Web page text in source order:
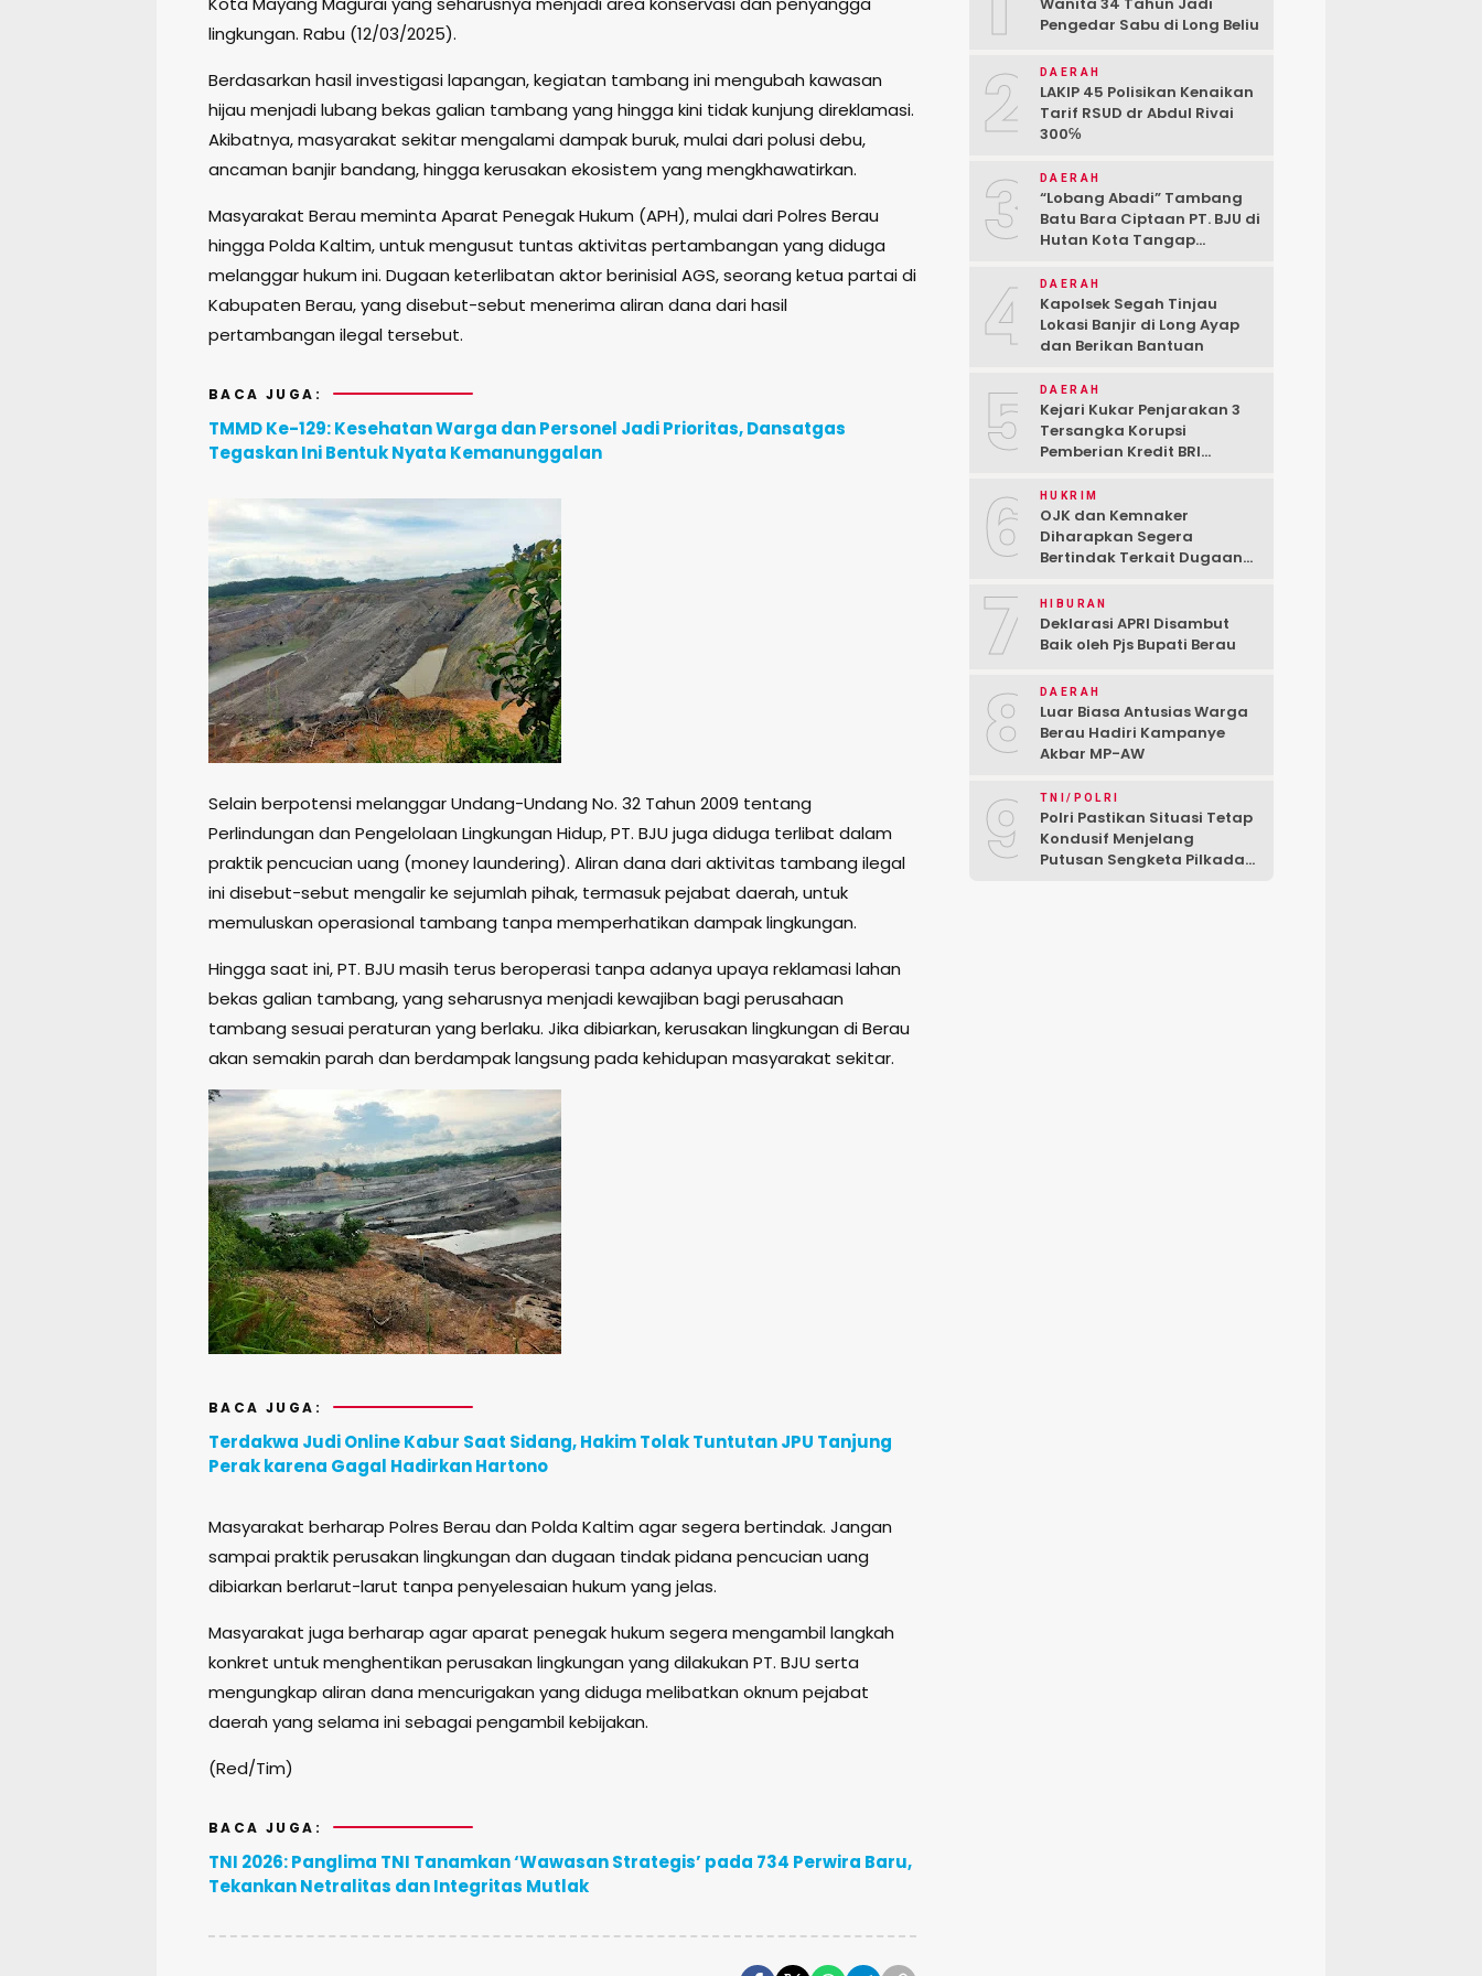
lingkungan. Rabu (12/03/2025).
Berdasarkan hasil investigasi lapangan, kegiatan tambang ini mengubah kawasan
hijau menjadi lubang bekas galian tambang yang hingga kini tidak kunjung direklamasi.
Akibatnya, masyarakat sekitar mengalami dampak buruk, mulai dari polusi debu,
ancaman banjir bandang, hingga kerusakan ekosistem yang mengkhawatirkan.
Masyarakat Berau meminta Aparat Penegak Hukum (APH), mulai dari Polres Berau
hingga Polda Kaltim, untuk mengusut tuntas aktivitas pertambangan yang diduga
melanggar hukum ini. Dugaan keterlibatan aktor berinisial AGS, seorang ketua partai di
Kabupaten Berau, yang disebut-sebut menerima aliran dana dari hasil
pertambangan ilegal tersebut.
BACA JUGA:
TMMD Ke-129: Kesehatan Warga dan Personel Jadi Prioritas, Dansatgas
Tegaskan Ini Bentuk Nyata Kemanunggalan
Selain berpotensi melanggar Undang-Undang No. 32 Tahun 2009 tentang
Perlindungan dan Pengelolaan Lingkungan Hidup, PT. BJU juga diduga terlibat dalam
praktik pencucian uang (money laundering). Aliran dana dari aktivitas tambang ilegal
ini disebut-sebut mengalir ke sejumlah pihak, termasuk pejabat daerah, untuk
memuluskan operasional tambang tanpa memperhatikan dampak lingkungan.
Hingga saat ini, PT. BJU masih terus beroperasi tanpa adanya upaya reklamasi lahan
bekas galian tambang, yang seharusnya menjadi kewajiban bagi perusahaan
tambang sesuai peraturan yang berlaku. Jika dibiarkan, kerusakan lingkungan di Berau
akan semakin parah dan berdampak langsung pada kehidupan masyarakat sekitar.
BACA JUGA:
Terdakwa Judi Online Kabur Saat Sidang, Hakim Tolak Tuntutan JPU Tanjung
Perak karena Gagal Hadirkan Hartono
Masyarakat berharap Polres Berau dan Polda Kaltim agar segera bertindak. Jangan
sampai praktik perusakan lingkungan dan dugaan tindak pidana pencucian uang
dibiarkan berlarut-larut tanpa penyelesaian hukum yang jelas.
Masyarakat juga berharap agar aparat penegak hukum segera mengambil langkah
konkret untuk menghentikan perusakan lingkungan yang dilakukan PT. BJU serta
mengungkap aliran dana mencurigakan yang diduga melibatkan oknum pejabat
daerah yang selama ini sebagai pengambil kebijakan.
(Red/Tim)
BACA JUGA:
TNI 2026: Panglima TNI Tanamkan ‘Wawasan Strategis’ pada 734 Perwira Baru,
Tekankan Netralitas dan Integritas Mutlak
Pengedar Sabu di Long Beliu
2 DAERAH
LAKIP 45 Polisikan Kenaikan
Tarif RSUD dr Abdul Rivai
300℅
3 DAERAH
“Lobang Abadi” Tambang
Batu Bara Ciptaan PT. BJU di
Hutan Kota Tangap
4 DAERAH
Kapolsek Segah Tinjau
Lokasi Banjir di Long Ayap
dan Berikan Bantuan
5 DAERAH
Kejari Kukar Penjarakan 3
Tersangka Korupsi
Pemberian Kredit BRI
6 HUKRIM
OJK dan Kemnaker
Diharapkan Segera
Bertindak Terkait Dugaan
Sesuka Hati
7 HIBURAN
Deklarasi APRI Disambut
Baik oleh Pjs Bupati Berau
8 DAERAH
Luar Biasa Antusias Warga
Berau Hadiri Kampanye
Akbar MP-AW
9 TNI/POLRI
Polri Pastikan Situasi Tetap
Kondusif Menjelang
Putusan Sengketa Pilkada